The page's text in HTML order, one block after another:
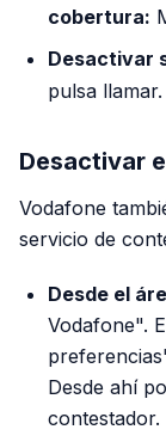
cobertura:
Desactivar
pulsa llamar.
Desactivar
Vodafone
servicio de
Desde el
Vodafone".
Desde ahí
contestador.